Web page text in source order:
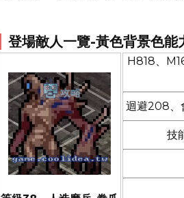
登場敵人一覽-黃色背景色能
H818、
迴避208、
技